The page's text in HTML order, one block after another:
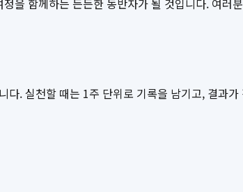
을 함께하는 든든한 동반자가 될 것입니다. 여러
. 실천할 때는 1주 단위로 기록을 남기고, 결과